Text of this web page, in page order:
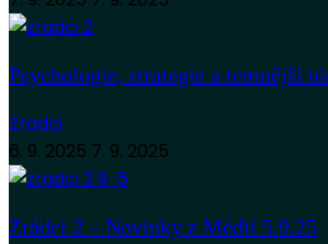
Psychologie, strategie a temnější
Zradci
6. 9. 2025 7. 9. 2025
Zrádci 2 – Novinky z Médií 5.9.25